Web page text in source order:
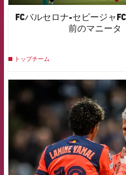
FCバルセロナ-セビージャ
前のマニータ
トップチーム
FCB